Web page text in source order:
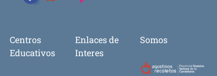
Centros
Educativos
Enlaces de
Interes
Somos